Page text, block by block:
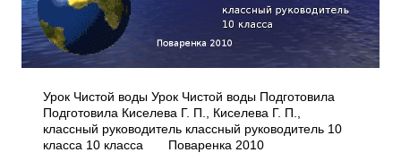
Урок Чистой воды Урок Чистой воды Подготовила
Подготовила Киселева Г. П., Киселева Г. П.,
классный руководитель классный руководитель 10
класса 10 класса Поваренка 2010